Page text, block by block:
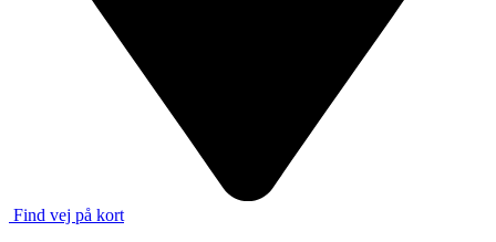
Find vej på kort